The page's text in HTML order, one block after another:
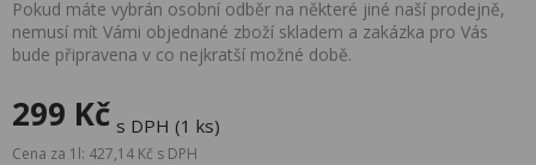
Pokud máte vybrán osobní odběr na některé jiné naší prodejně,
nemusí mít Vámi objednané zboží skladem a zakázka pro Vás
bude připravena v co nejkratší možné době.
299 Kč s DPH (1 ks)
Cena za 1l: 427,14 Kč s DPH